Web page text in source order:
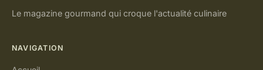
Le magazine gourmand qui croque l'actualité culinaire
NAVIGATION